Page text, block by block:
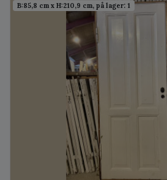
B:85,8 cm x H:210,9 cm, på lager: 1